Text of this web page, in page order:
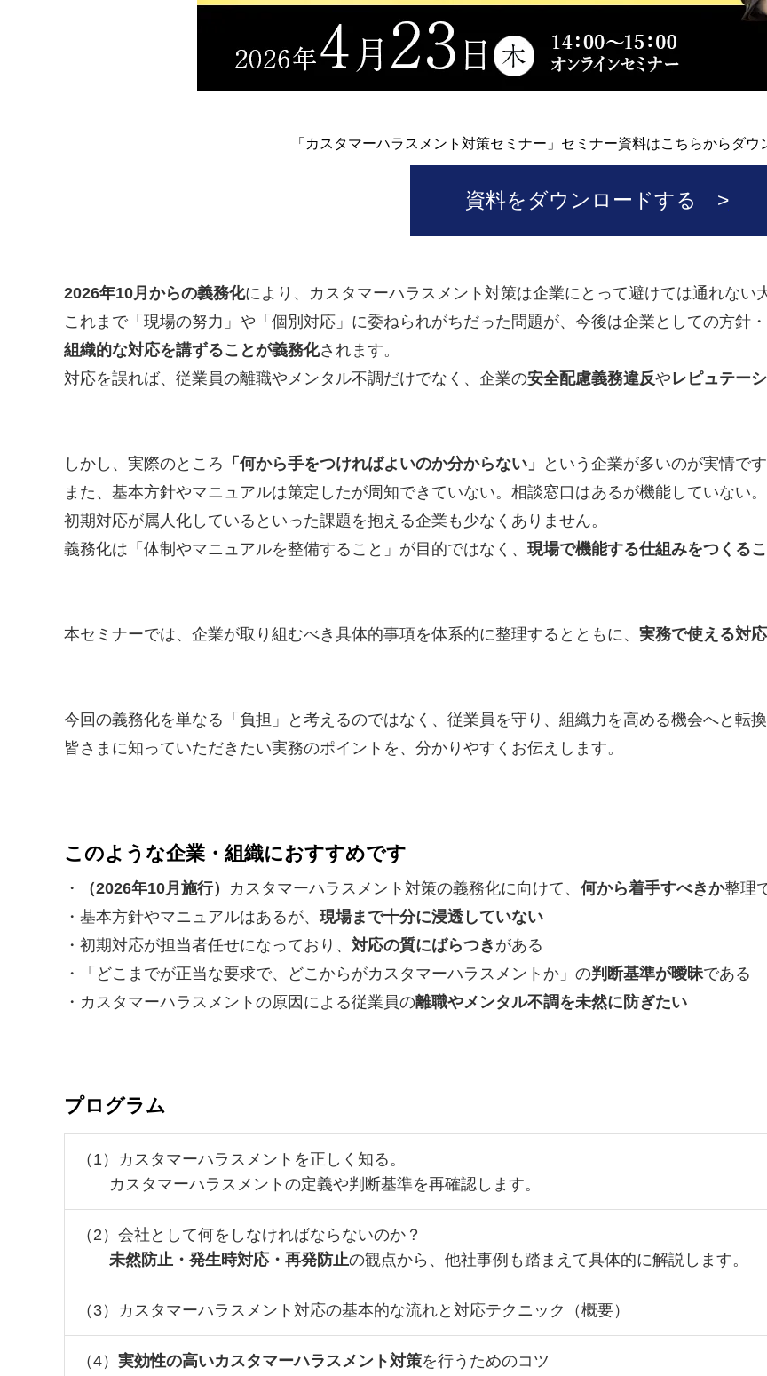
「カスタマーハラスメント対策セミナー」セミナー資料はこちらからダウ
資料をダウンロードする >
2026年10月からの義務化により、カスタマーハラスメント対策は企業にとって避けては通れない
これまで「現場の努力」や「個別対応」に委ねられがちだった問題が、今後は企業としての方針
組織的な対応を講ずることが義務化されます。
対応を誤れば、従業員の離職やメンタル不調だけでなく、企業の安全配慮義務違反やレピュテー
しかし、実際のところ 「何から手をつければよいのか分からない」
という企業が多いのが実情です
また、基本方針やマニュアルは策定したが周知できていない。相談窓口はあるが機能していない。
初期対応が属人化しているといった課題を抱える企業も少なくありません。
義務化は「体制やマニュアルを整備すること」が目的ではなく、 現場で機能する仕組みをつくる
本セミナーでは、企業が取り組むべき具体的事項を体系的に整理するとともに、 実務で使える対
今回の義務化を単なる「負担」と考えるのではなく、従業員を守り、組織力を高める機会へと転換
皆さまに知っていただきたい実務のポイントを、分かりやすくお伝えします。
このような企業・組織におすすめです
・ （2026年10月施行） カスタマーハラスメント対策の義務化に向けて、 何から着手すべきか整理
・基本方針やマニュアルはあるが、 現場まで十分に浸透していない
・初期対応が担当者任せになっており、 対応の質にばらつき がある
・「どこまでが正当な要求で、どこからがカスタマーハラスメントか」の判断基準が曖昧である
・カスタマーハラスメントの原因による従業員の離職やメンタル不調を未然に防ぎたい
プログラム
（1）カスタマーハラスメントを正しく知る。
カスタマーハラスメントの定義や判断基準を再確認します。
（2）会社として何をしなければならないのか？
未然防止・発生時対応・再発防止の観点から、他社事例も踏まえて具体的に解説します。
（3）カスタマーハラスメント対応の基本的な流れと対応テクニック（概要）
（4） 実効性の高いカスタマーハラスメント対策を行うためのコツ